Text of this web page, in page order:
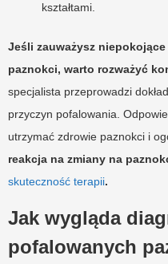
kształtami.
Jeśli zauważysz
paznokci, warto rozważyć
specjalista przeprowadzi
przyczyn pofalowania.
utrzymać zdrowie paznokci i
reakcja na zmiany na
skuteczność terapii.
Jak wygląda
pofalowanych